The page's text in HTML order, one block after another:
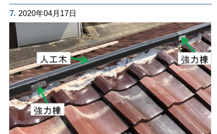
7. 2020年04月17日